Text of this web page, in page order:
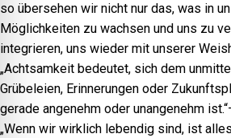
so übersehen wir nicht nur das, was in
Möglichkeiten zu wachsen und uns zu
integrieren, uns wieder mit unserer
„Achtsamkeit bedeutet, sich dem
Grübeleien, Erinnerungen oder
gerade angenehm oder unangenehm
„Wenn wir wirklich lebendig sind, ist